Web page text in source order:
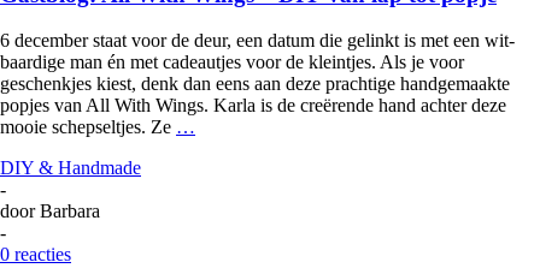
6 december staat voor de deur, een datum die gelinkt is met een wit-
baardige man én met cadeautjes voor de kleintjes. Als je voor
geschenkjes kiest, denk dan eens aan deze prachtige handgemaakte
popjes van All With Wings. Karla is de creërende hand achter deze
mooie schepseltjes. Ze …
DIY & Handmade
-
doorBarbara
-
0 reacties